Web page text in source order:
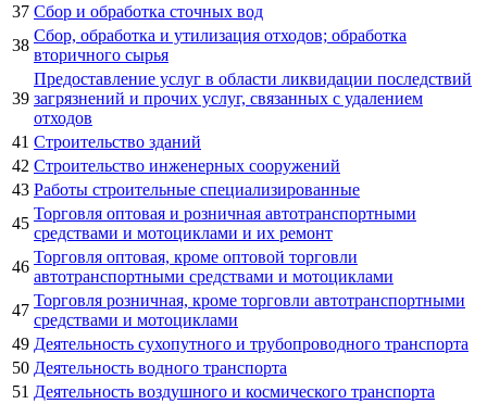
37 Сбор и обработка сточных вод
38
Сбор, обработка и утилизация отходов; обработка
вторичного сырья
39
Предоставление услуг в области ликвидации последствий
загрязнений и прочих услуг, связанных с удалением
отходов
41 Строительство зданий
42 Строительство инженерных сооружений
43 Работы строительные специализированные
45
Торговля оптовая и розничная автотранспортными
средствами и мотоциклами и их ремонт
46
Торговля оптовая, кроме оптовой торговли
автотранспортными средствами и мотоциклами
47
Торговля розничная, кроме торговли автотранспортными
средствами и мотоциклами
49 Деятельность сухопутного и трубопроводного транспорта
50 Деятельность водного транспорта
51 Деятельность воздушного и космического транспорта